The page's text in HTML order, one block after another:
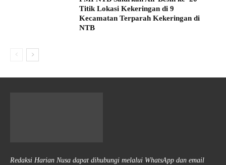
Titik Lokasi Kekeringan di 9
Kecamatan Terparah Kekeringan di
NTB
Redaksi Harian Nusa dapat dihubungi melalui WhatsApp dan email